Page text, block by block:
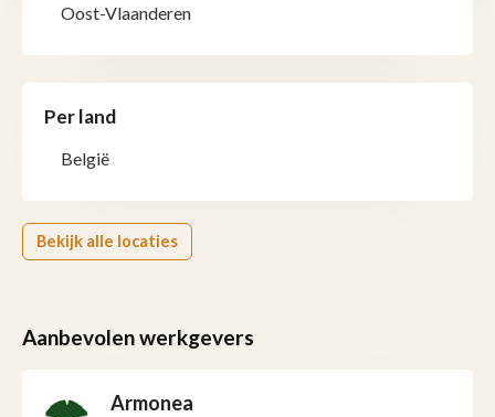
Oost-Vlaanderen
Per land
België
Bekijk alle locaties
Aanbevolen werkgevers
Armonea